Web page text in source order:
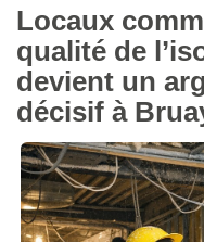
Locaux
qualité de
devient un
décisif à